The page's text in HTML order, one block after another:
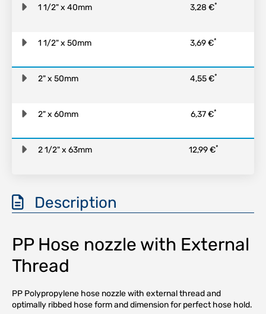
1 1/2" x 40mm 3,28 €*
1 1/2" x 50mm 3,69 €*
2" x 50mm 4,55 €*
2" x 60mm 6,37 €*
2 1/2" x 63mm 12,99 €*
Description
PP Hose nozzle with External
Thread
PP Polypropylene hose nozzle with external thread and
optimally ribbed hose form and dimension for perfect hose hold.